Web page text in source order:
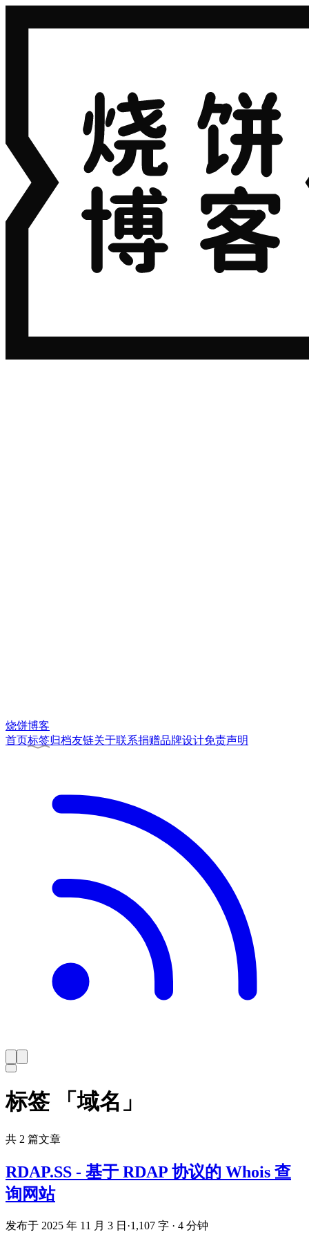
烧饼博客
首页标签归档友链关于联系捐赠品牌设计免责声明
标签 「域名」
共 2 篇文章
RDAP.SS - 基于 RDAP 协议的 Whois 查
询网站
发布于 2025 年 11 月 3 日 ·1,107 字 · 4 分钟